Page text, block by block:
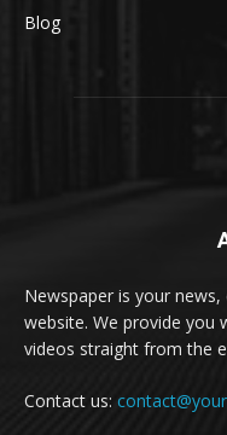
Blog
Newspaper is your
website. We provide you
videos straight from the
Contact us: